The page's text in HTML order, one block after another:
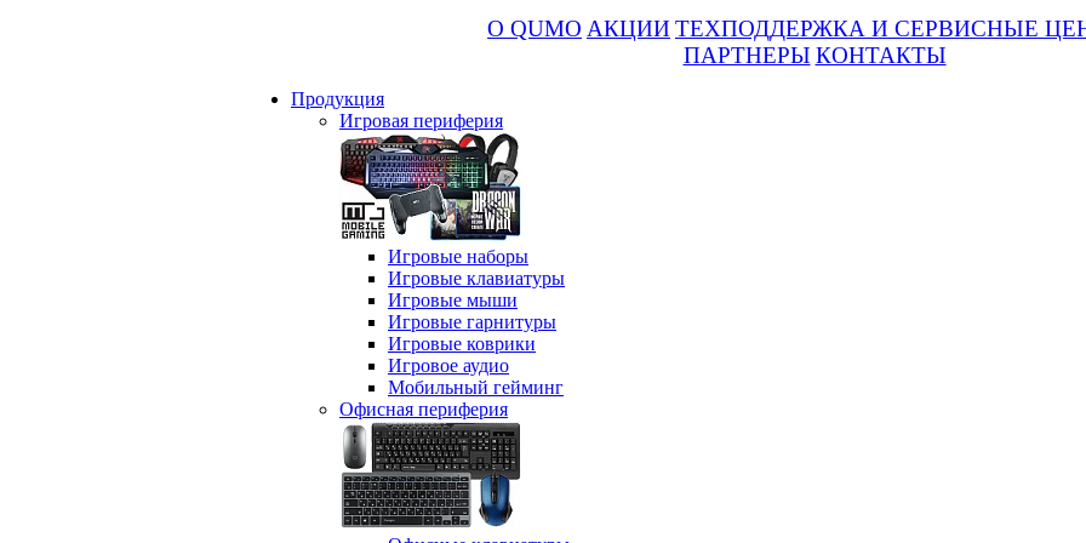
О QUMO АКЦИИ ТЕХПОДДЕРЖКА И СЕРВИСНЫЕ
ПАРТНЕРЫ КОНТАКТЫ
Продукция
Игровая периферия
Игровые наборы
Игровые клавиатуры
Игровые мыши
Игровые гарнитуры
Игровые коврики
Игровое аудио
Мобильный гейминг
Офисная периферия